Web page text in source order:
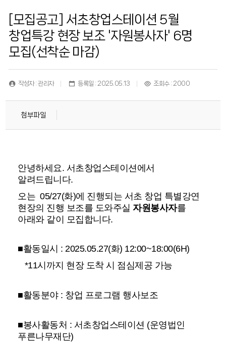
[모집공고] 서초창업스테이션 5월
창업특강 현장 보조 '자원봉사자' 6명
모집(선착순 마감)
작성자 : 관리자 등록일 : 2025.05.13 조회수 : 2000
첨부파일
안녕하세요. 서초창업스테이션에서
알려드립니다.
오는05/27(화)에 진행되는 서초 창업 특별강연
현장의 진행 보조를 도와주실자원봉사자를
아래와 같이 모집합니다.
■활동일시 : 2025.05.27(화) 12:00~18:00(6H)
*11시까지 현장 도착 시 점심제공 가능
■활동분야 : 창업 프로그램 행사보조
■봉사활동처 : 서초창업스테이션 (운영법인
푸른나무재단)